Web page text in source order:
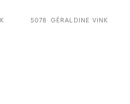
5078 GÉRALDINE VINK